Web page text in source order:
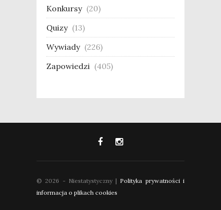
Konkursy (20)
Quizy (13)
Wywiady (226)
Zapowiedzi (405)
© 2026 - Niestatystyczny | Polityka prywatności i
informacja o plikach cookies